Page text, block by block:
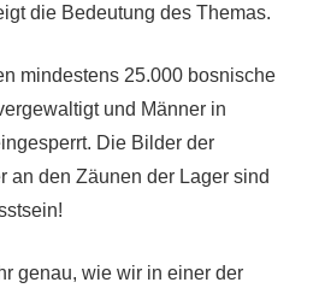
die Bedeutung des Themas.
mindestens 25.000 bosnische
und Männer in
Die Bilder der
an den Zäunen der Lager sind
genau, wie wir in einer der